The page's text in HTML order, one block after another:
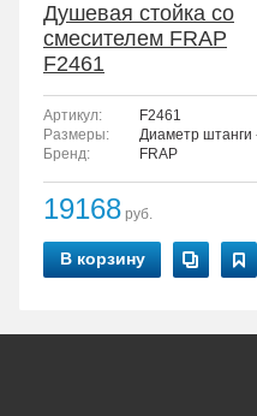
Душевая стойка со
смесителем FRAP
F2461
Артикул:
F2461
Размеры:
Диаметр штанги
Бренд:
FRAP
19168 руб.
В корзину